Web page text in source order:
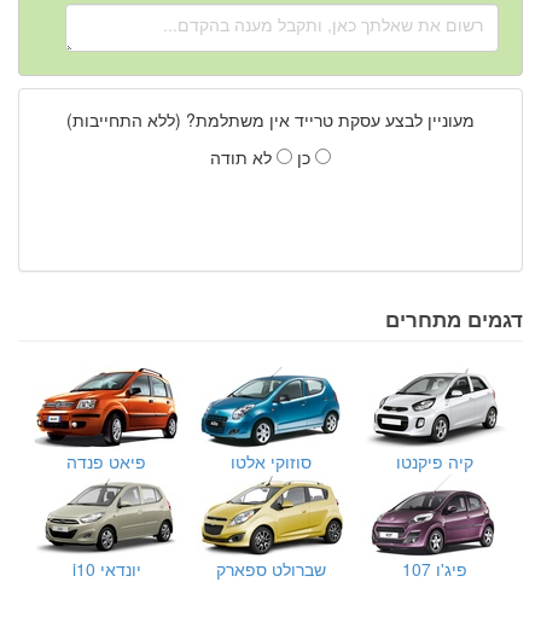
מעוניין לבצע עסקת טרייד אין משתלמת? (ללא התחייבות)
כן
לא תודה
דגמים מתחרים
קיה פיקנטו סוזוקי אלטו פיאט פנדה
פיג'ו 107 שברולט ספארק יונדאי i10